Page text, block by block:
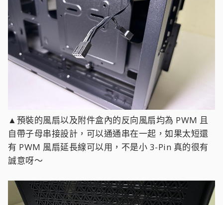
▲預裝的風扇以及附件盒內的反向風扇均為 PWM 且
自帶子母串接設計，可以通通串在一起，如果太短還
有 PWM 風扇延長線可以用，不是小 3-Pin 真的很有
誠意呀～